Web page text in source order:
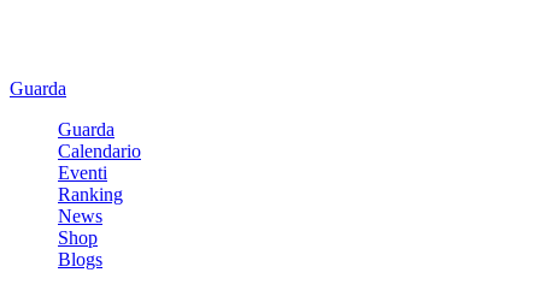
Guarda
Guarda
Calendario
Eventi
Ranking
News
Shop
Blogs